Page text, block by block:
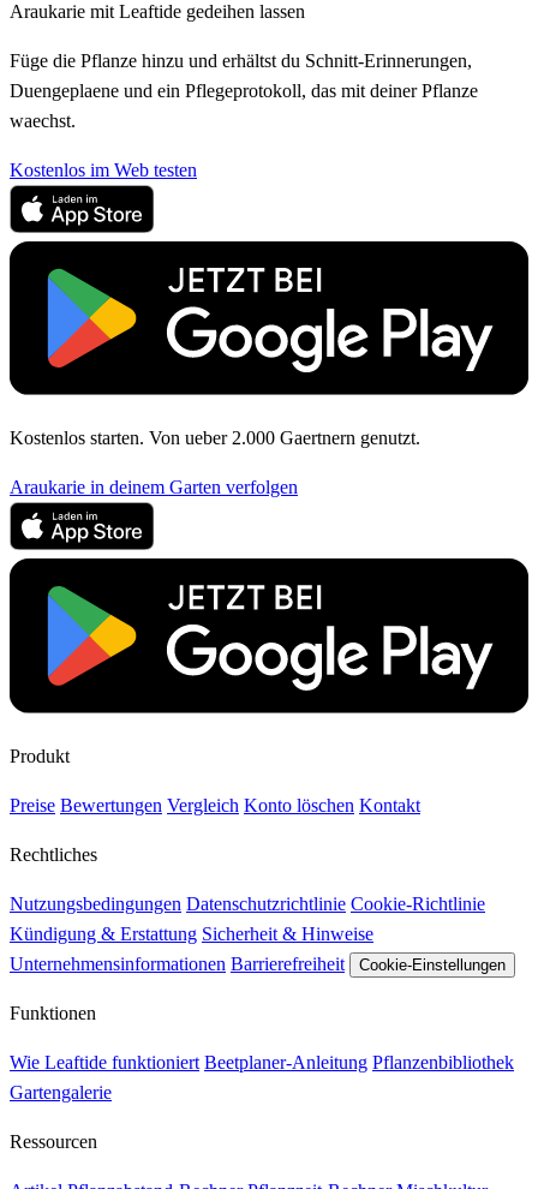
Araukarie mit Leaftide gedeihen lassen
Füge die Pflanze hinzu und erhältst du Schnitt-Erinnerungen,
Duengeplaene und ein Pflegeprotokoll, das mit deiner Pflanze
waechst.
Kostenlos im Web testen
Kostenlos starten. Von ueber 2.000 Gaertnern genutzt.
Araukarie in deinem Garten verfolgen
Produkt
Preise Bewertungen Vergleich Konto löschen Kontakt
Rechtliches
Nutzungsbedingungen Datenschutzrichtlinie Cookie-Richtlinie
Kündigung & Erstattung Sicherheit & Hinweise
Unternehmensinformationen Barrierefreiheit Cookie-Einstellungen
Funktionen
Wie Leaftide funktioniert Beetplaner-Anleitung Pflanzenbibliothek
Gartengalerie
Ressourcen